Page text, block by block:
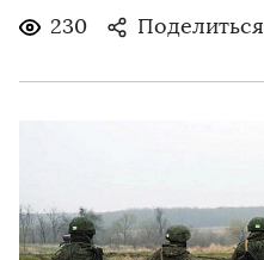
230 Поделиться